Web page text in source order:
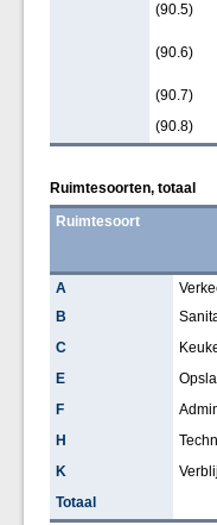
(90.5)
(90.6)
(90.7)
(90.8)
Ruimtesoorten, totaal
Ruimtesoort
A
B
C
E
F
H
K
Totaal